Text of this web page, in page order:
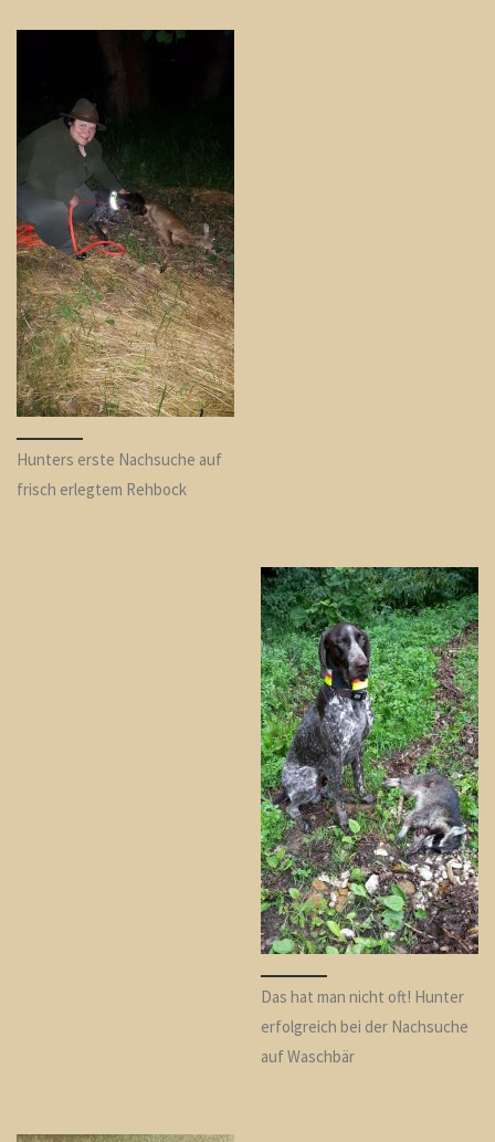
Hunters erste Nachsuche auf
frisch erlegtem Rehbock
Das hat man nicht oft! Hunter
erfolgreich bei der Nachsuche
auf Waschbär